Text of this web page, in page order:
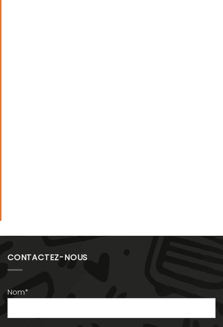
CONTACTEZ-NOUS
Nom*